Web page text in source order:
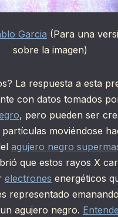
Garcia (Para una
sobre la imagen)
La respuesta a esta
con datos tomados
, pero pueden ser
partículas moviéndose
agujero negro
que estos rayos X
electrones energéticos
representado
agujero negro.